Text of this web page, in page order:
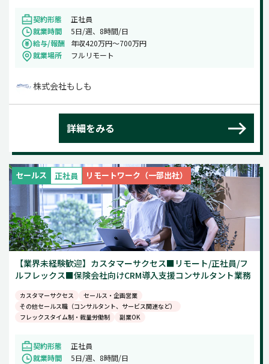
契約形態
正社員
就業時間
5日/週、8時間/日
給与/報酬
年収420万円～700万円
就業場所
フルリモート
株式会社もしも
詳細をみる
セールス 正社員 リモートワーク（一部出社）
【業界未経験歓迎】カスタマーサクセス■リモート/正社員/フ
ルフレックス■保険会社向けCRM導入支援コンサルタント業務
カスタマーサクセス
セールス・企画営業
その他セールス職（コンサルタント、サービス関連など）
フレックスタイム制・裁量労働制
副業OK
契約形態
正社員
就業時間
5日/週、8時間/日